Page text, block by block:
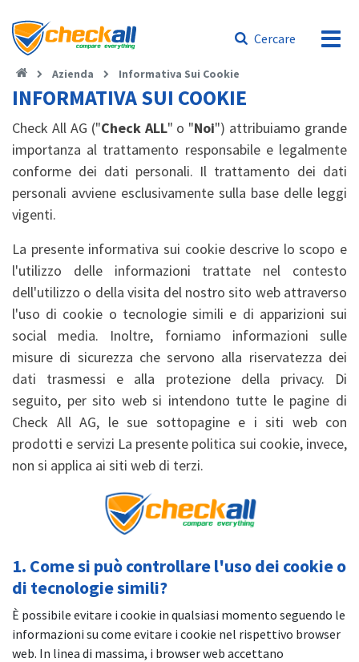
Cercare
Azienda Informativa Sui Cookie
INFORMATIVA SUI COOKIE
Check All AG ("Check ALL" o "Noi") attribuiamo grande
importanza al trattamento responsabile e legalmente
conforme dei dati personali. Il trattamento dei dati
personali avviene esclusivamente sulla base delle leggi
vigenti.
La presente informativa sui cookie descrive lo scopo e
l'utilizzo delle informazioni trattate nel contesto
dell'utilizzo o della visita del nostro sito web attraverso
l'uso di cookie o tecnologie simili e di apparizioni sui
social media. Inoltre, forniamo informazioni sulle
misure di sicurezza che servono alla riservatezza dei
dati trasmessi e alla protezione della privacy. Di
seguito, per sito web si intendono tutte le pagine di
Check All AG, le sue sottopagine e i siti web con
prodotti e servizi La presente politica sui cookie, invece,
non si applica ai siti web di terzi.
1. Come si può controllare l'uso dei cookie o
di tecnologie simili?
È possibile evitare i cookie in qualsiasi momento seguendo le
informazioni su come evitare i cookie nel rispettivo browser
web. In linea di massima, i browser web accettano